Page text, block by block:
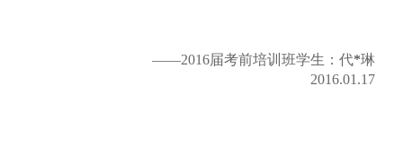
——2016届考前培训班学生：代*琳
2016.01.17